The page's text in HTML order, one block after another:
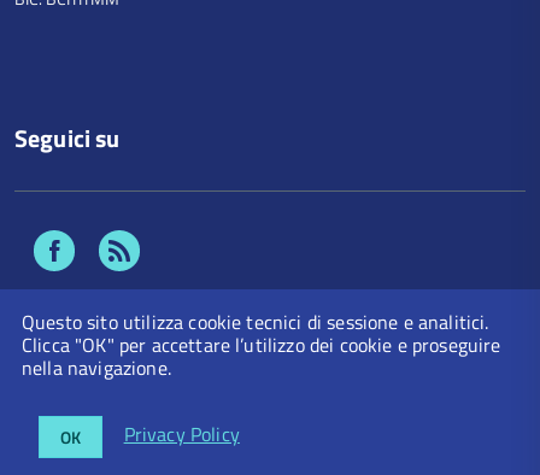
Questo sito utilizza cookie tecnici di sessione e analitici.
Clicca "OK" per accettare l’utilizzo dei cookie e proseguire
nella navigazione.
OK Privacy Policy
Seguici su
Facebook
Numeri Utili
Ufficio Relazioni con il Pubblico